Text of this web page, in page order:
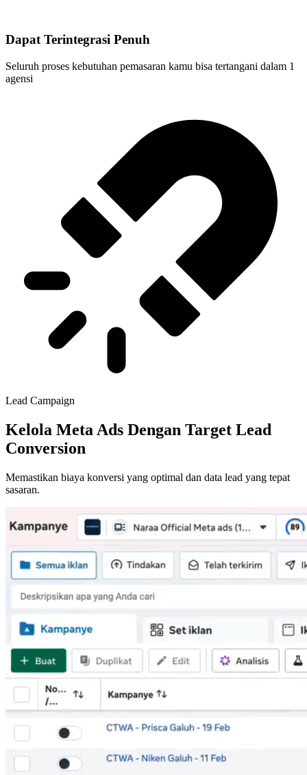
Dapat Terintegrasi Penuh
Seluruh proses kebutuhan pemasaran kamu bisa tertangani dalam 1
agensi
Lead Campaign
Kelola Meta Ads Dengan Target Lead
Conversion
Memastikan biaya konversi yang optimal dan data lead yang tepat
sasaran.